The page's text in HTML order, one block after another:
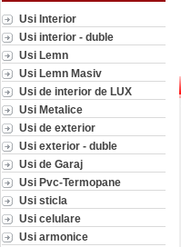
Usi Interior
Usi interior - duble
Usi Lemn
Usi Lemn Masiv
Usi de interior de LUX
Usi Metalice
Usi de exterior
Usi exterior - duble
Usi de Garaj
Usi Pvc-Termopane
Usi sticla
Usi celulare
Usi armonice